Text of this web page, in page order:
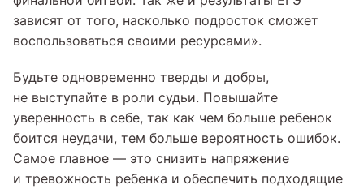
зависят от того, насколько подросток сможет
воспользоваться своими ресурсами».
Будьте одновременно тверды и добры,
не выступайте в роли судьи. Повышайте
уверенность в себе, так как чем больше ребенок
боится неудачи, тем больше вероятность ошибок.
Самое главное — это снизить напряжение
и тревожность ребенка и обеспечить подходящие